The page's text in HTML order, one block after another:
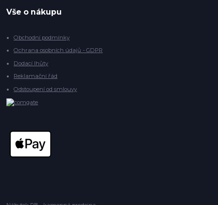
Vše o nákupu
Obchodní podmínky
Ochrana osobních údajů - GDPR
Dodací lhůty
Reklamační řád
Odstoupení od smlouvy